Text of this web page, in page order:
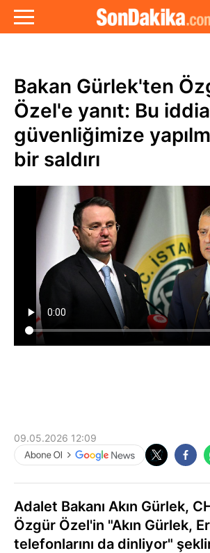
Bakan Gürlek'ten
Özel'e yanıt: Bu
güvenliğimize
bir saldırı
09.05.2026 12:09
Adalet Bakanı Akın Gürlek,
Özgür Özel'in "Akın Gürlek,
telefonlarını da dinliyor"